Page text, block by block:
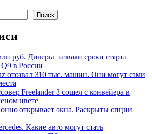
Поиск
руб. Дилеры назвали сроки старта
в России
отозвал 310 тыс. машин. Они могут сами
Freelander 8 сошел с конвейера в
цвете
открывает окна. Раскрыты опции
Какие авто могут стать